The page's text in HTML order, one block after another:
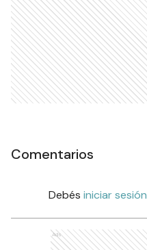
Comentarios
Debés iniciar sesión
Ads